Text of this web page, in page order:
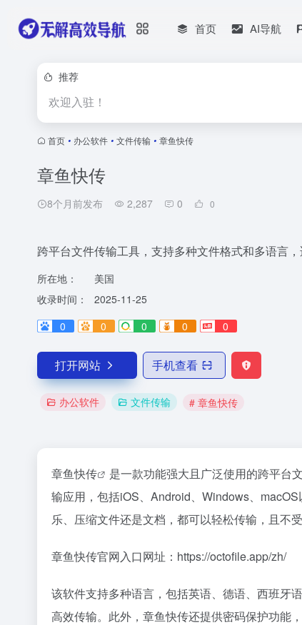
首页 AI导航
推荐
欢迎入驻！
首页 • 办公软件 • 文件传输 • 章鱼快传
章鱼快传
8个月前发布 2,287 0 0
跨平台文件传输工具，支持多种文件格式和多语言
所在地：
美国
收录时间：
2025-11-25
0
0 0 0 0
打开网站 手机查看
办公软件 文件传输 # 章鱼快传
章鱼快传
是一款功能强大且广泛使用的跨平台
输应用，包括iOS、Android、Windows、
乐、压缩文件还是文档，都可以轻松传输，且不受
章鱼快传官网入口网址：https://octofile.app/zh/
该软件支持多种语言，包括英语、德语、西班牙
高效传输。此外，章鱼快传还提供密码保护功能